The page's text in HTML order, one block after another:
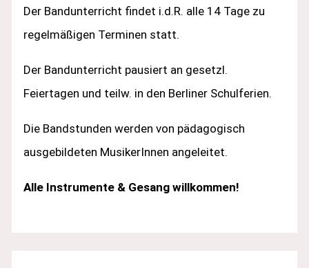
Der Bandunterricht findet i.d.R. alle 14 Tage zu
regelmäßigen Terminen statt.
Der Bandunterricht pausiert an gesetzl.
Feiertagen und teilw. in den Berliner Schulferien.
Die Bandstunden werden von pädagogisch
ausgebildeten MusikerInnen angeleitet.
Alle Instrumente & Gesang willkommen!